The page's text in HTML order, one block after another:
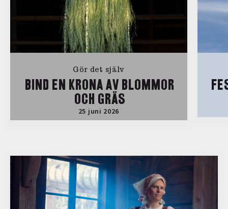
Gör det själv
BIND EN KRONA AV BLOMMOR
OCH GRÄS
25 juni 2026